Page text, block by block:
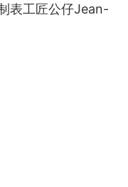
表工匠公仔Jean-